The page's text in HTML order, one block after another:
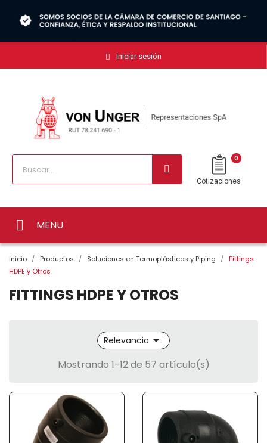
Iniciar sesión
0
Cotizaciones
MENU
Inicio Productos Soluciones en Termoplásticos y Piping
Fittings
HDPE y Otros
FITTINGS HDPE Y OTROS
Relevancia 
Mostrando 1-12 de 57 artículo(s)